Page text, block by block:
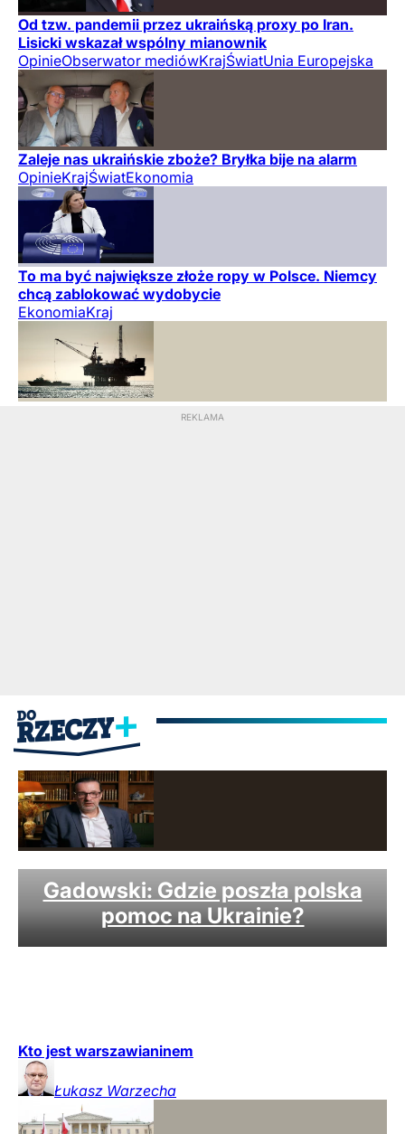
Od tzw. pandemii przez ukraińską proxy po Iran.
Lisicki wskazał wspólny mianownik
OpinieObserwator mediówKrajŚwiatUnia Europejska
Zaleje nas ukraińskie zboże? Bryłka bije na alarm
OpinieKrajŚwiatEkonomia
To ma być największe złoże ropy w Polsce. Niemcy
chcą zablokować wydobycie
EkonomiaKraj
Gadowski: Gdzie poszła polska
pomoc na Ukrainie?
Kto jest warszawianinem
Łukasz Warzecha